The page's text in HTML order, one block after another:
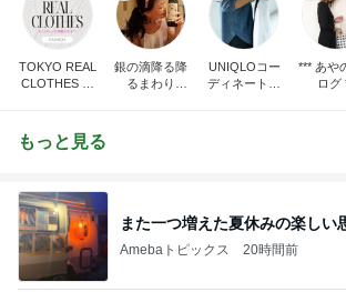
TOKYO REAL
CLOTHES 大
銀の滴降る降
るまわり
UNIQLOコー
ディネート日
*** あやのハピ
もっと見る
また一つ増えた夏休みの楽しい
Amebaトピックス 20時間前